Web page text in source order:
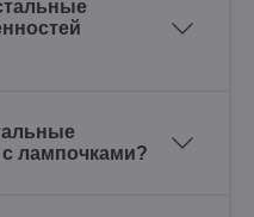
лампочками?